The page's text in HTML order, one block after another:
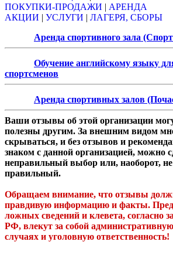
ПОКУПКИ-ПРОДАЖИ | АРЕНДА
АКЦИИ | УСЛУГИ | ЛАГЕРЯ, СБОРЫ
Аренда спортивного зала
Обучение английскому языку
спортсменов
Аренда спортивных залов
Ваши отзывы об этой организации
полезны другим. За внешним видом
скрываться, и без отзывов и
знаком с данной организацией, можно
неправильный выбор или, наоборот, не
правильный.
Обращаем внимание, что отзывы
правдивую информацию и факты.
ложных сведений и клевета, согласно
РФ, влекут за собой
случаях и уголовную ответственность!